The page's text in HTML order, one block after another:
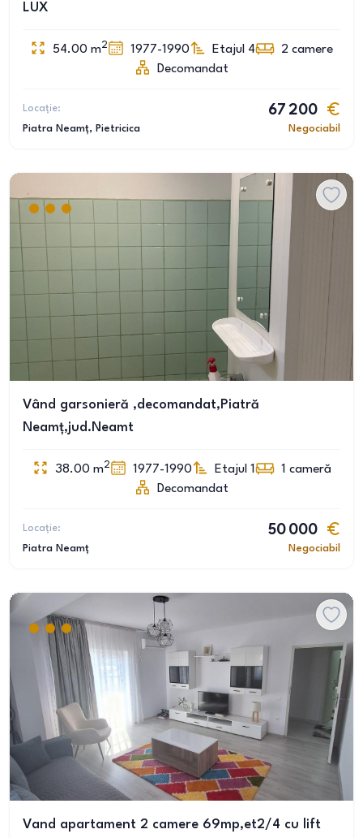
LUX
54.00 m2 1977-1990 Etajul 4 2 camere
Decomandat
Locație:
Piatra Neamț, Pietricica
67 200
Negociabil
Vând garsonieră ,decomandat,Piatră
Neamț,jud.Neamt
38.00 m2 1977-1990 Etajul 1 1 cameră
Decomandat
Locație:
Piatra Neamț
50 000
Negociabil
Vand apartament 2 camere 69mp,et2/4 cu lift